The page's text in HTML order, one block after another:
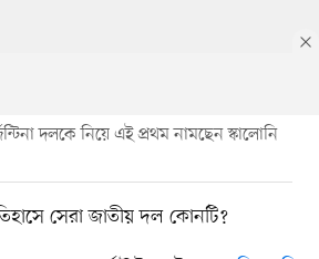
দলকে নিয়ে এই প্রথম নামছেন স্কালোনি
সেরা জাতীয় দল কোনটি?